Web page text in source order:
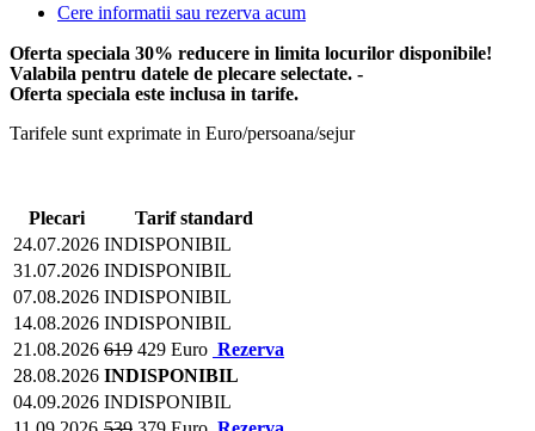
Cere informatii sau rezerva acum
Oferta speciala 30% reducere in limita locurilor disponibile!
Valabila pentru datele de plecare selectate. -
Oferta speciala este inclusa in tarife.
Tarifele sunt exprimate in Euro/persoana/sejur
Plecari
Tarif standard
24.07.2026 INDISPONIBIL
31.07.2026 INDISPONIBIL
07.08.2026 INDISPONIBIL
14.08.2026 INDISPONIBIL
21.08.2026 619 429 Euro Rezerva
28.08.2026 INDISPONIBIL
04.09.2026 INDISPONIBIL